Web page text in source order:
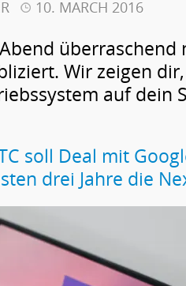
10. MARCH 2016
überraschend
Wir zeigen
auf dein
soll Deal mit
drei Jahre die